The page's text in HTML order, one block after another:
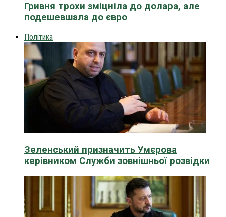
Гривня трохи зміцніла до долара, але
подешевшала до євро
Політика
Зеленський призначить Умєрова
керівником Служби зовнішньої розвідки